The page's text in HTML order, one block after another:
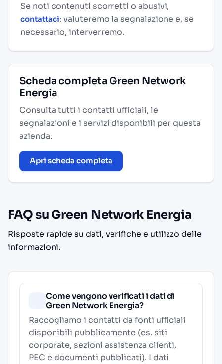
Se noti contenuti scorretti o abusivi,
contattaci: valuteremo la segnalazione e, se
necessario, interverremo.
Scheda completa Green Network
Energia
Consulta tutti i contatti ufficiali, le
segnalazioni e i servizi disponibili per questa
azienda.
Apri scheda completa
FAQ su Green Network Energia
Risposte rapide su dati, verifiche e utilizzo delle
informazioni.
Come vengono verificati i dati di
Green Network Energia?
Raccogliamo i contatti da fonti ufficiali
disponibili pubblicamente (es. siti
corporate, sezioni assistenza clienti,
PEC e documenti pubblicati). I dati